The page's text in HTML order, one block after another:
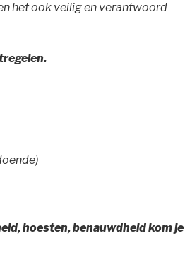
het ook veilig en verantwoord
hoesten, benauwdheid kom je